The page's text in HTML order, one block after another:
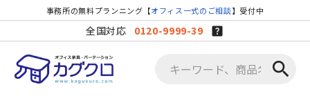
事務所の無料プランニング【オフィス一式のご相談】受付中
全国対応 0120-9999-39
search